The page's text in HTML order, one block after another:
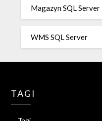
Magazyn SQL Server
WMS SQL Server
TAGI